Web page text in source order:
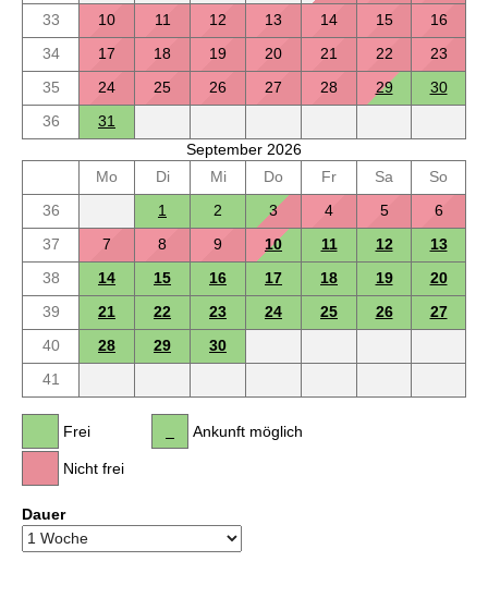
33
10 11 12 13 14 15
16
34
17 18 19 20 21 22
23
35
24 25 26 27 28 29
30
36
31
September 2026
Mo
Di Mi Do Fr Sa
So
36
1 2 3 4 5
6
37
7 8 9 10 11 12
13
38
14 15 16 17 18 19
20
39
21 22 23 24 25 26
27
40
28 29
30
41
Frei
Nicht frei
Ankunft möglich
Dauer